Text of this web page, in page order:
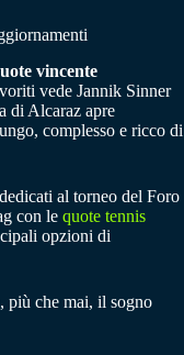
vincente
vede Jannik Sinner
di Alcaraz apre
complesso e ricco di
al torneo del Foro
con le quote tennis
opzioni di
più che mai, il sogno